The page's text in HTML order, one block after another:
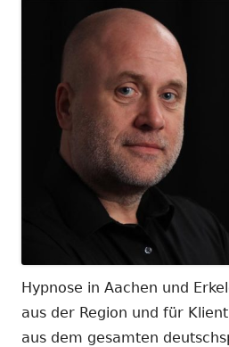
Hypnose in Aachen und
aus der Region und für
aus dem gesamten